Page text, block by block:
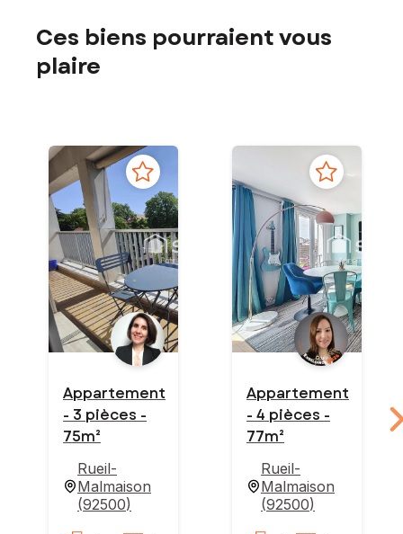
Ces biens pourraient vous
plaire
Appartement
- 3 pièces -
75m²
Rueil-
Malmaison
(92500)
Appartement
- 4 pièces -
77m²
Rueil-
Malmaison
(92500)